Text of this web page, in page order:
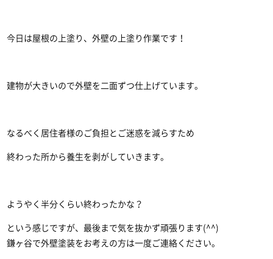
今日は屋根の上塗り、外壁の上塗り作業です！
建物が大きいので外壁を二面ずつ仕上げています。
なるべく居住者様のご負担とご迷惑を減らすため
終わった所から養生を剥がしていきます。
ようやく半分くらい終わったかな？
という感じですが、最後まで気を抜かず頑張ります(^^)
鎌ヶ谷で外壁塗装をお考えの方は一度ご連絡ください。